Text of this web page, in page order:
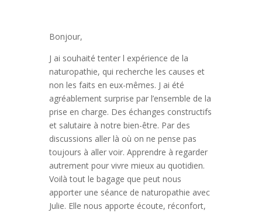
Bonjour,
J ai souhaité tenter l expérience de la
naturopathie, qui recherche les causes et
non les faits en eux-mêmes. J ai été
agréablement surprise par l’ensemble de la
prise en charge. Des échanges constructifs
et salutaire à notre bien-être. Par des
discussions aller là où on ne pense pas
toujours à aller voir. Apprendre à regarder
autrement pour vivre mieux au quotidien.
Voilà tout le bagage que peut nous
apporter une séance de naturopathie avec
Julie. Elle nous apporte écoute, réconfort,